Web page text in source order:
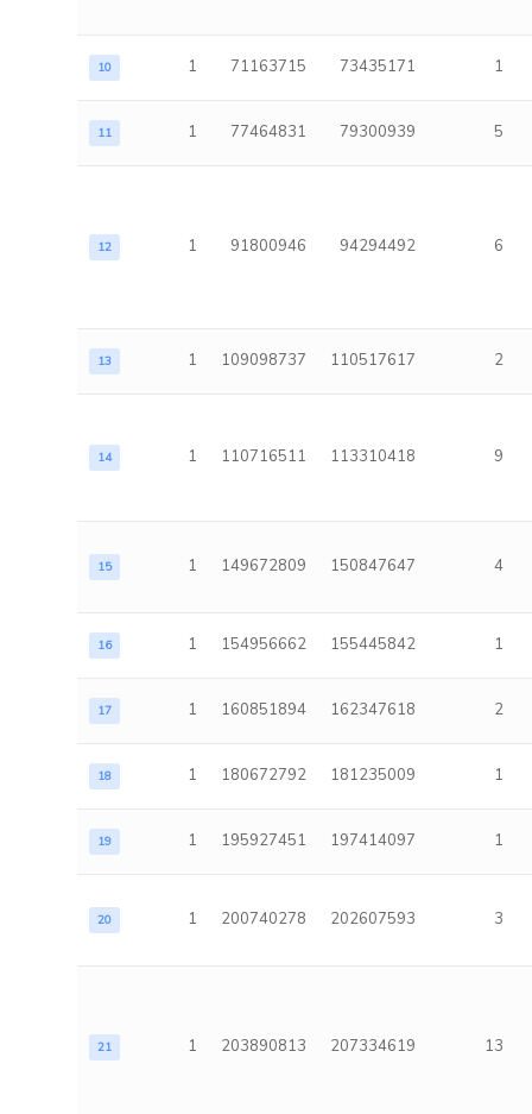
10 1 71163715 73435171 1
11 1 77464831 79300939 5
12 1 91800946 94294492 6
13 1 109098737 110517617 2
14 1 110716511 113310418 9
15 1 149672809 150847647 4
16 1 154956662 155445842 1
17 1 160851894 162347618 2
18 1 180672792 181235009 1
19 1 195927451 197414097 1
20 1 200740278 202607593 3
21 1 203890813 207334619 13